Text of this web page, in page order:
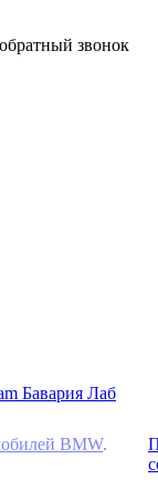
обратный звонок
BMW.